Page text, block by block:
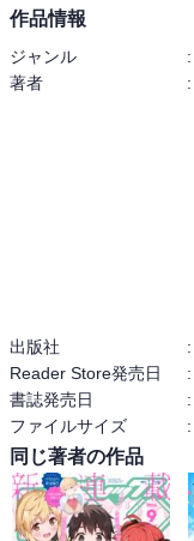
作品情報
ジャンル :
著者
:
出版社
:
Reader Store発売日
:
書誌発売日
:
ファイルサイズ
:
同じ著者の作品